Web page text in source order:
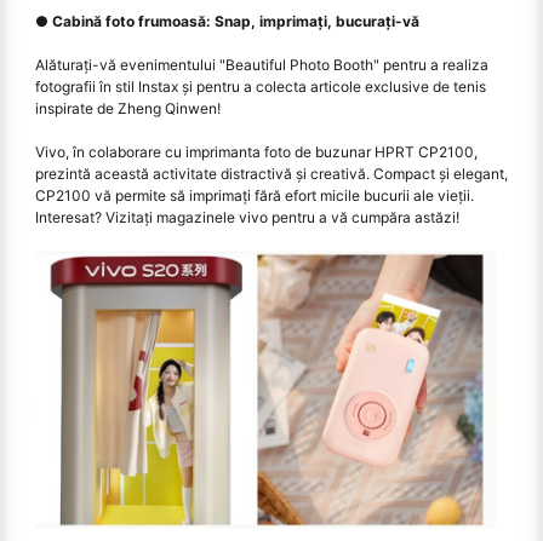
● Cabină foto frumoasă: Snap, imprimați, bucurați-vă
Alăturați-vă evenimentului "Beautiful Photo Booth" pentru a realiza
fotografii în stil Instax și pentru a colecta articole exclusive de tenis
inspirate de Zheng Qinwen!
Vivo, în colaborare cu imprimanta foto de buzunar HPRT CP2100,
prezintă această activitate distractivă și creativă. Compact şi elegant,
CP2100 vă permite să imprimaţi fără efort micile bucurii ale vieţii.
Interesat? Vizitați magazinele vivo pentru a vă cumpăra astăzi!